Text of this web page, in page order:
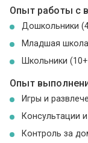
Опыт работы с
Дошкольники
Младшая
Школьники
Опыт
Игры и
Консультации
Контроль за